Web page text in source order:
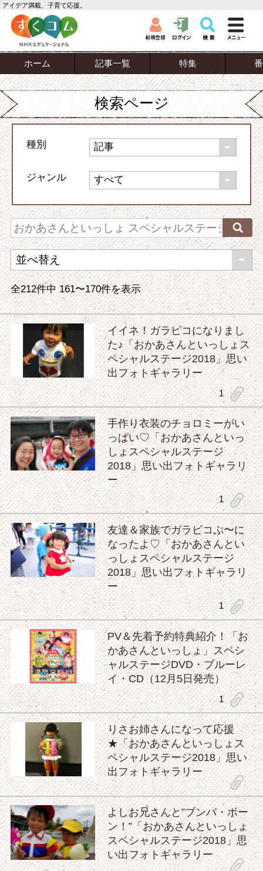
アイデア満載、子育て応援。
ホーム 記事一覧 特集
検索ページ
種別
ジャンル
全212件中161〜170件を表示
イイネ！ガラピコになりまし
た♪「おかあさんといっしょス
ペシャルステージ2018」思い
出フォトギャラリー
clip
1
手作り衣装のチョロミーがい
っぱい♡「おかあさんといっ
しょスペシャルステージ
2018」思い出フォトギャラリ
ー
clip
1
友達＆家族でガラピコぷ〜に
なったよ♡「おかあさんとい
っしょスペシャルステージ
2018」思い出フォトギャラリ
ー
clip
1
PV＆先着予約特典紹介！「お
かあさんといっしょ」スペシ
ャルステージDVD・ブルーレ
イ・CD（12月5日発売）
clip
1
りさお姉さんになって応援
★「おかあさんといっしょス
ペシャルステージ2018」思い
出フォトギャラリー
clip
よしお兄さんと”ブンバ・ボー
ン！”「おかあさんといっしょ
スペシャルステージ2018」思
い出フォトギャラリー
clip